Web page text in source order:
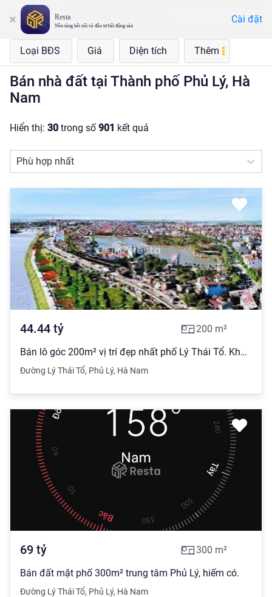
Resta
Nền tảng kết nối và đầu tư bất động sản
Cài đặt
Loại BĐS Giá Diện tích Thêm
Bán nhà đất tại Thành phố Phủ Lý, Hà
Nam
Hiển thị: 30 trong số901 kết quả
Phù hợp nhất
44.44 tỷ 200 m²
Bán lô góc 200m² vị trí đẹp nhất phố Lý Thái Tổ. Khu vực trung tâm Phủ Lý, dân cư đông đúc, kinh doanh siêu lợi nhuận. Diện tích: 200m², hai mặt tiền, cực đẹp để mở nhà hàng, showroom, văn phòng. Pháp lý: Sổ đỏ chính chủ, sang tên nhanh. Giá: Thoả thuận (tham khảo 220 triệu/m²).
Đường Lý Thái Tổ, Phủ Lý, Hà Nam
69 tỷ 300 m²
Bán đất mặt phố 300m² trung tâm Phủ Lý, hiếm có.
Đường Lý Thái Tổ, Phủ Lý, Hà Nam